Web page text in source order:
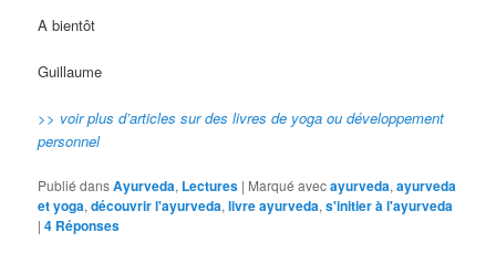
A bientôt
Guillaume
>> voir plus d’articles sur des livres de yoga ou développement
personnel
Publié dansAyurveda, Lectures | Marqué avecayurveda,ayurveda
et yoga,découvrir l'ayurveda,livre ayurveda,s'initier à l'ayurveda
|4 Réponses